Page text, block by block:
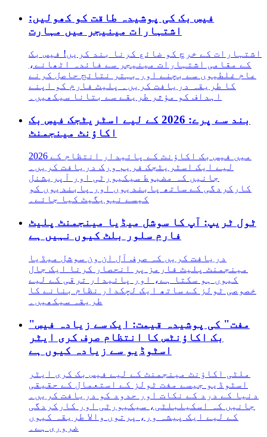
فیس بک کی پوشیدہ طاقت کو کھولیں:
اشتہارات مینیجر میں مہارت
اشتہارات کے خرچ کو ضائع کرنا بند کریں! فیس بک
کے مقامی اشتہارات مینیجر سے فائدہ اٹھانے،
عام غلطیوں سے بچنے اور بہتر نتائج حاصل کرنے
کا طریقہ دریافت کریں۔ پلیٹ فارم کو اپنے
اہداف کو مؤثر طریقے سے بتانا سیکھیں۔
بند سے پرے: 2026 کے لیے اسٹریٹجک فیس بک
اکاؤنٹ مینجمنٹ
2026 میں فیس بک اکاؤنٹ کے پائیدار انتظام کے
لیے ایک اسٹریٹجک فریم ورک دریافت کریں۔
جانیں کہ مضبوط سیکیورٹی اور آپریشنل
کارکردگی کے ساتھ پابندیوں اور پابندیوں کو
کیسے نیویگیٹ کیا جائے۔
ٹول ٹریپ: آپ کا سوشل میڈیا مینجمنٹ پلیٹ
فارم سلور بلٹ کیوں نہیں ہے
دریافت کریں کہ صرف آل ان ون سوشل میڈیا
مینجمنٹ پلیٹ فارمز پر انحصار کرنا ایک جال
کیوں ہو سکتا ہے، اور پائیدار ترقی کے لیے
خصوصی ٹولز کے ساتھ ایک لچکدار نظام بنانے کا
طریقہ سیکھیں۔
"مفت" کی پوشیدہ قیمت: ایک سے زیادہ فیس
بک اکاؤنٹس کا انتظام صرف کری ایٹر
اسٹوڈیو سے زیادہ کیوں ہے
ملٹی اکاؤنٹ مینجمنٹ کے لیے فیس بک کری ایٹر
اسٹوڈیو جیسے مفت ٹولز کے استعمال کے حقیقی
دنیا کے درد کے نکات اور حدود کو دریافت کریں۔
جانیں کہ اسکیلبلٹی، سیکیورٹی اور کارکردگی
کے لیے ایک پیشہ ور، پرتوں والا طریقہ کیوں
ضروری ہے۔